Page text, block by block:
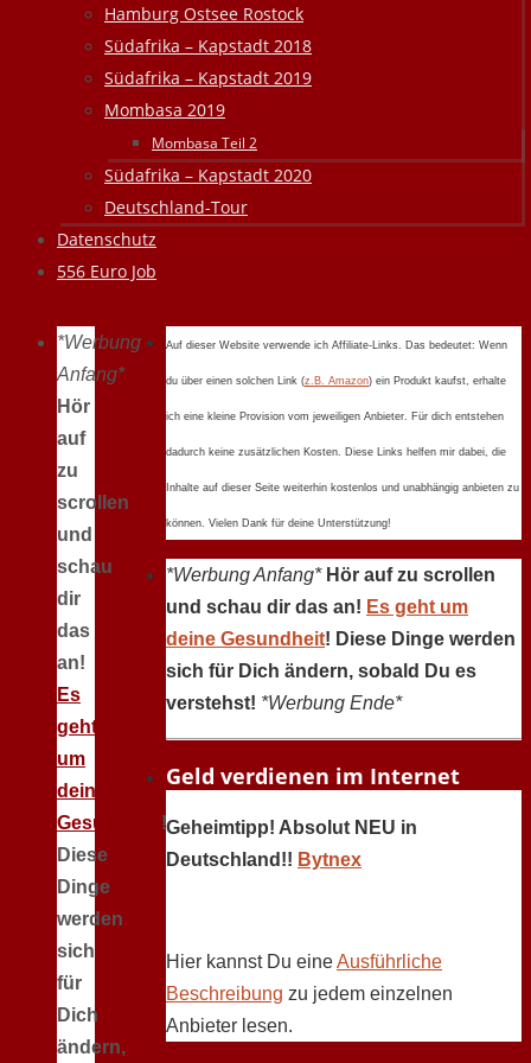
Hamburg Ostsee Rostock
Südafrika – Kapstadt 2018
Südafrika – Kapstadt 2019
Mombasa 2019
Mombasa Teil 2
Südafrika – Kapstadt 2020
Deutschland-Tour
Datenschutz
556 Euro Job
*Werbung
Anfang*
Hör
auf
zu
scrollen
und
schau
dir
das
an!
Es
geht
um
deine
Gesundheit !
Diese
Dinge
werden
sich
für
Dich
ändern,
Auf dieser Website verwende ich Affiliate-Links. Das bedeutet: Wenn
du über einen solchen Link (z.B. Amazon) ein Produkt kaufst, erhalte
ich eine kleine Provision vom jeweiligen Anbieter. Für dich entstehen
dadurch keine zusätzlichen Kosten. Diese Links helfen mir dabei, die
Inhalte auf dieser Seite weiterhin kostenlos und unabhängig anbieten zu
können. Vielen Dank für deine Unterstützung!
*Werbung Anfang* Hör auf zu scrollen
und schau dir das an! Es geht um
deine Gesundheit! Diese Dinge werden
sich für Dich ändern, sobald Du es
verstehst! *Werbung Ende*
Geld verdienen im Internet
Geheimtipp! Absolut NEU in
Deutschland!! Bytnex
Hier kannst Du eineAusführliche
Beschreibung zu jedem einzelnen
Anbieter lesen.